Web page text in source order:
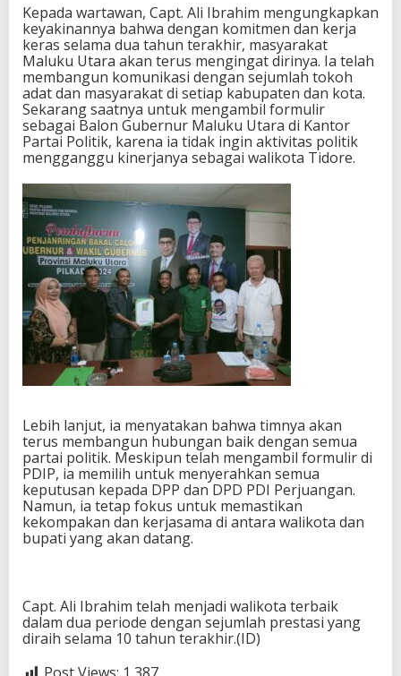
Kepada wartawan, Capt. Ali Ibrahim mengungkapkan
keyakinannya bahwa dengan komitmen dan kerja
keras selama dua tahun terakhir, masyarakat
Maluku Utara akan terus mengingat dirinya. Ia telah
membangun komunikasi dengan sejumlah tokoh
adat dan masyarakat di setiap kabupaten dan kota.
Sekarang saatnya untuk mengambil formulir
sebagai Balon Gubernur Maluku Utara di Kantor
Partai Politik, karena ia tidak ingin aktivitas politik
mengganggu kinerjanya sebagai walikota Tidore.
Lebih lanjut, ia menyatakan bahwa timnya akan
terus membangun hubungan baik dengan semua
partai politik. Meskipun telah mengambil formulir di
PDIP, ia memilih untuk menyerahkan semua
keputusan kepada DPP dan DPD PDI Perjuangan.
Namun, ia tetap fokus untuk memastikan
kekompakan dan kerjasama di antara walikota dan
bupati yang akan datang.
Capt. Ali Ibrahim telah menjadi walikota terbaik
dalam dua periode dengan sejumlah prestasi yang
diraih selama 10 tahun terakhir.(ID)